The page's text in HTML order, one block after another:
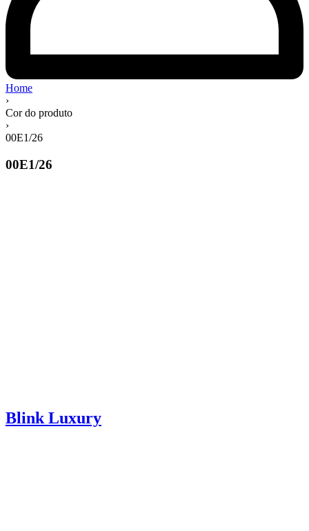
Home
›
Cor do produto
›
00E1/26
00E1/26
Blink Luxury